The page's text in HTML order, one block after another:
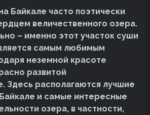
Байкале часто поэтически
величественного озера.
– именно этот участок суши
самым любимым
неземной красоте
развитой
Здесь располагаются лучшие
и самые интересные
озера, в частности,